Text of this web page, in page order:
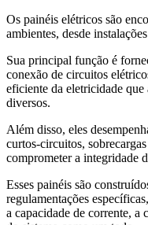
Os painéis elétricos são
ambientes, desde
Sua principal função é
conexão de circuitos
eficiente da eletricidade
diversos.
Além disso, eles
curtos-circuitos,
comprometer a integridade
Esses painéis são
regulamentações
a capacidade de corrente, a